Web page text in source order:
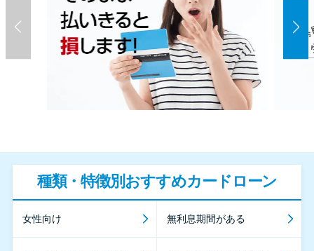
種類・特徴別おすすめカードローン
女性向け 無利息期間がある